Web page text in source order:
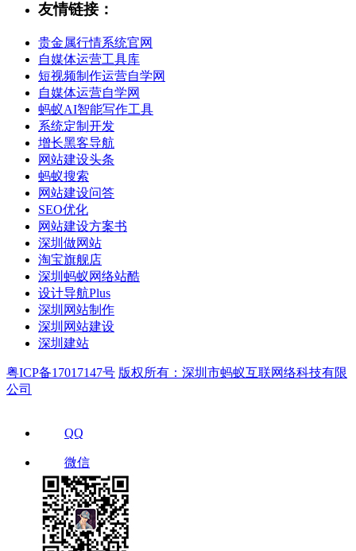
友情链接：
贵金属行情系统官网
自媒体运营工具库
短视频制作运营自学网
自媒体运营自学网
蚂蚁AI智能写作工具
系统定制开发
增长黑客导航
网站建设头条
蚂蚁搜索
网站建设问答
SEO优化
网站建设方案书
深圳做网站
淘宝旗舰店
深圳蚂蚁网络站酷
设计导航Plus
深圳网站制作
深圳网站建设
深圳建站
粤ICP备17017147号 版权所有：深圳市蚂蚁互联网络科技有限
公司
QQ
微信